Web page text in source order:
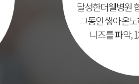
달성한더웰병원
그동안 쌓아온노
니즈를 파악,